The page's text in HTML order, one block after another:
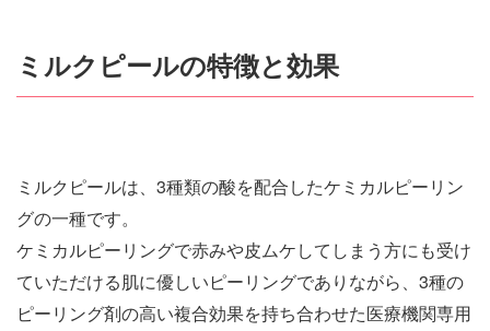
ミルクピールの特徴と効果
ミルクピールは、3種類の酸を配合したケミカルピーリン
グの一種です。
ケミカルピーリングで赤みや皮ムケしてしまう方にも受け
ていただける肌に優しいピーリングでありながら、3種の
ピーリング剤の高い複合効果を持ち合わせた医療機関専用